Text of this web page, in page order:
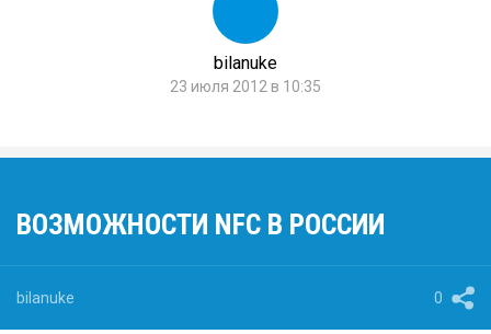
bilanuke
23 июля 2012 в 10:35
ВОЗМОЖНОСТИ NFC В РОССИИ
bilanuke 0